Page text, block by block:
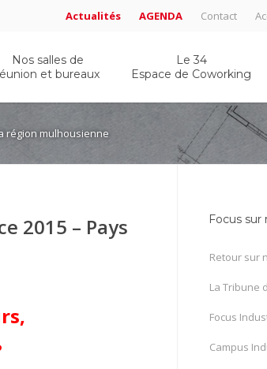
Actualités AGENDA Contact
Nos salles de
et bureaux
Le 34
Espace de Coworking
région mulhousienne
2015 – Pays
Focus sur
Retour sur
La Tribune
Focus
Campus